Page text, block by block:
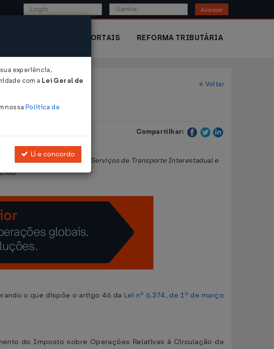
Acessar
EXTERIOR PORTAIS REFORMA TRIBUTÁRIA
Voltar
Compartilhar:
e sobre Prestações de Serviços de Transporte Interestadual e
o que dispõe o artigo 46 da Lei nº 6.374, de 1º de março
do Imposto sobre Operações Relativas à Circulação de
experiência,
com a Lei Geral de
nossa Política de
Li e concordo